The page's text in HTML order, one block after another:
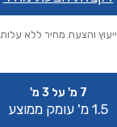
ייעוץ והצעת מחיר ללא עלות
7 מ' על 3 מ'
1.5 מ' עומק ממוצע